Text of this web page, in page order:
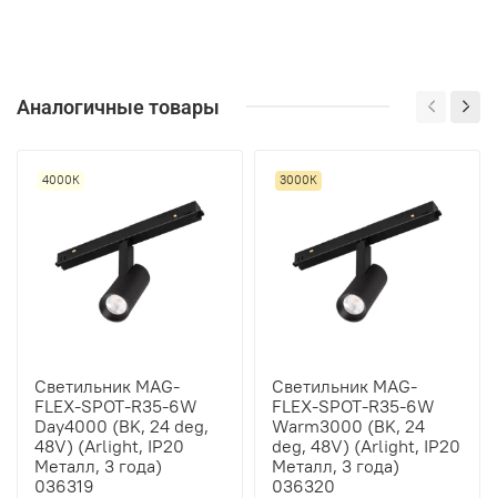
Аналогичные товары
4000К
Светильник MAG-
FLEX-SPOT-R35-6W
Day4000 (BK, 24 deg,
48V) (Arlight, IP20
Металл, 3 года)
036319
3000К
Светильник MAG-
FLEX-SPOT-R35-6W
Warm3000 (BK, 24
deg, 48V) (Arlight, IP20
Металл, 3 года)
036320